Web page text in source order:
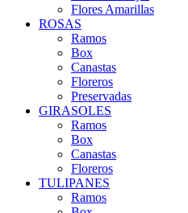
Flores Amarillas
ROSAS
Ramos
Box
Canastas
Floreros
Preservadas
GIRASOLES
Ramos
Box
Canastas
Floreros
TULIPANES
Ramos